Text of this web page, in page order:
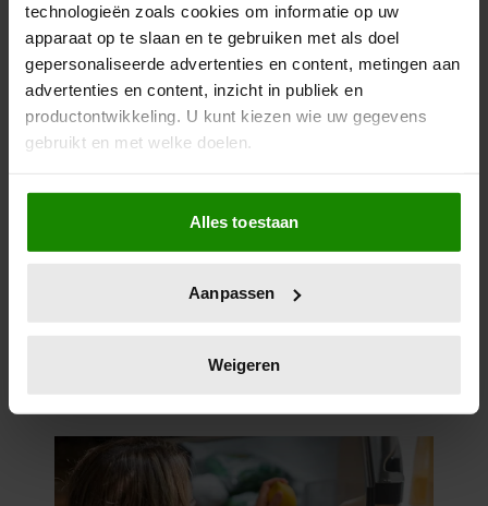
technologieën zoals cookies om informatie op uw
apparaat op te slaan en te gebruiken met als doel
gepersonaliseerde advertenties en content, metingen aan
advertenties en content, inzicht in publiek en
productontwikkeling. U kunt kiezen wie uw gegevens
gebruikt en met welke doelen.
Als u het toestaat, willen we ook graag:
Informatie verzamelen over uw geografische
locatie, die tot een paar meter nauwkeurig kan zijn
scannen op specifieke eigenschappen (fingerprinting)
verwerkt en stel uw voorkeuren in het
intrekken in de Cookieverklaring.
We gebruiken cookies om content en advertenties te
personaliseren, om functies voor social media te bieden
Alles toestaan
Aanpassen
Weigeren